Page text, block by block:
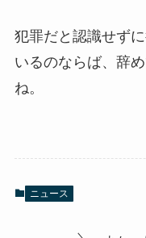
犯罪だと認識せず
いるのならば、辞
ね。
ニュース